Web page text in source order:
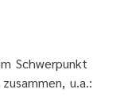
Schwerpunkt
u.a.: